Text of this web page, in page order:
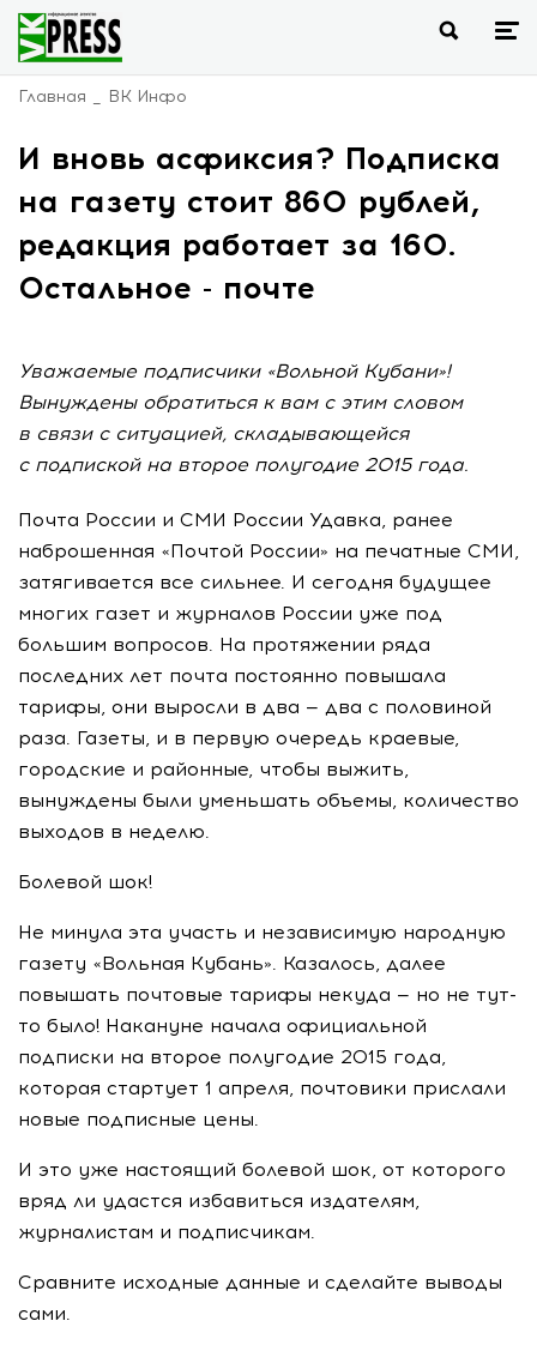
Главная ВК Инфо
И вновь асфиксия? Подписка
на газету стоит 860 рублей,
редакция работает за 160.
Остальное - почте
Уважаемые подписчики «Вольной Кубани»!
Вынуждены обратиться к вам с этим словом
в связи с ситуацией, складывающейся
с подпиской на второе полугодие 2015 года.
Почта России и СМИ России Удавка, ранее
наброшенная «Почтой России» на печатные СМИ,
затягивается все сильнее. И сегодня будущее
многих газет и журналов России уже под
большим вопросов. На протяжении ряда
последних лет почта постоянно повышала
тарифы, они выросли в два — два с половиной
раза. Газеты, и в первую очередь краевые,
городские и районные, чтобы выжить,
вынуждены были уменьшать объемы, количество
выходов в неделю.
Болевой шок!
Не минула эта участь и независимую народную
газету «Вольная Кубань». Казалось, далее
повышать почтовые тарифы некуда — но не тут-
то было! Накануне начала официальной
подписки на второе полугодие 2015 года,
которая стартует 1 апреля, почтовики прислали
новые подписные цены.
И это уже настоящий болевой шок, от которого
вряд ли удастся избавиться издателям,
журналистам и подписчикам.
Сравните исходные данные и сделайте выводы
сами.